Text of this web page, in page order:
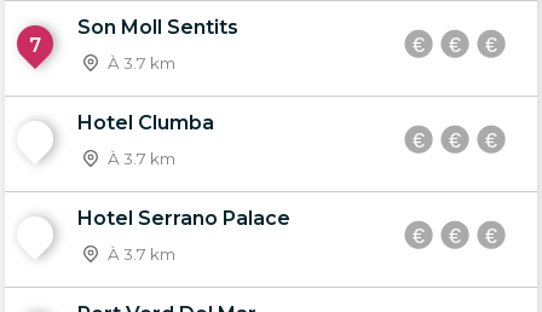
7
Son Moll Sentits
À 3.7 km
Hotel Clumba
À 3.7 km
Hotel Serrano Palace
À 3.7 km